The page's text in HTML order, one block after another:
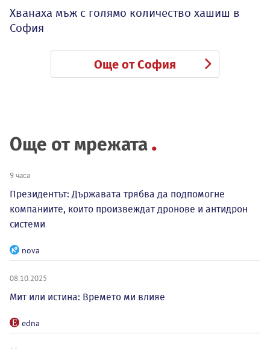
Хванаха мъж с голямо количество хашиш в
София
Още от София
Още от мрежата
9 часа
Президентът: Държавата трябва да подпомогне
компаниите, които произвеждат дронове и антидрон
системи
nova
08.10.2025
Мит или истина: Времето ми влияе
edna